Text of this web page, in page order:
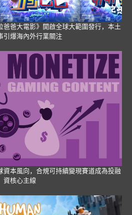
爸爸大電影》開啟全球大範圍發行，本土
引爆海內外行業關注
資本風向，合規可持續變現賽道成為投融
資核心主線